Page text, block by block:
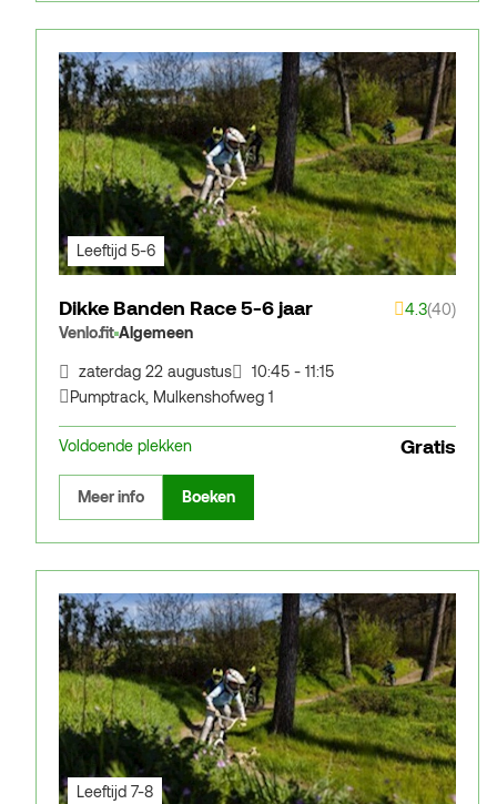
Leeftijd 5-6
Dikke Banden Race 5-6 jaar 4.3(40)
Venlo.fit Algemeen
zaterdag 22 augustus
10:45 - 11:15
Pumptrack Mulkenshofweg 1
Voldoende plekken Gratis
Meer info Boeken
Leeftijd 7-8